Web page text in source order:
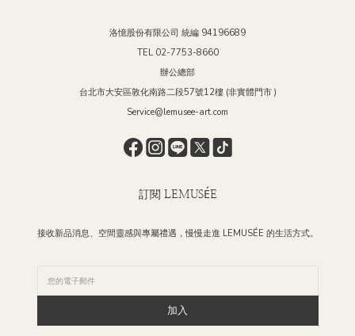
洛憶股份有限公司 統編 94196689
TEL 02-7753-8660
辦公總部
台北市大安區敦化南路二段57號12樓 (非實體門市 )
Service@lemusee-art.com
訂閱 LEMUSÉE
接收新品消息、空間靈感與專屬禮遇，慢慢走進 LEMUSÉE 的生活方式。
加入